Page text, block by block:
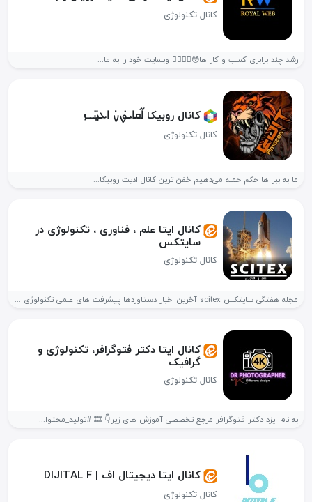
کانال تکنولوژی
رشد چند برابری کسب و کار ها😳👇🏻👇🏻 وبسایت خود را به ما...
کانال روبیکا ߊ߬ܩߊ‌ܝ̇‌ࡐ‌ࡍ߭ ߊ‌ܥ‌‌ࡅ࡙ࡅ߳ߺߺܙ
کانال تکنولوژی
ما به ببر ها حکم حمله می‌دهیم خفن ترین کانال ادیت روبیکا...
کانال ایتا علم ، فناوری ، تکنولوژی در
سایتکس
کانال تکنولوژی
مجله هفتگی سایتکس scitex آخرین اخبار دستاوردها پیشرفت های علمی تکنولوژی دانش...
کانال ایتا دکتر فتوگرافر، تکنولوژی و
گرافیک
کانال تکنولوژی
به نام ایزد دکتر فتوگرافر مرجع تخصصی آموزش های زیر👇 🎞 #تولید_محتوا...
کانال ایتا دیجیتال اف | DIJITAL F
کانال تکنولوژی